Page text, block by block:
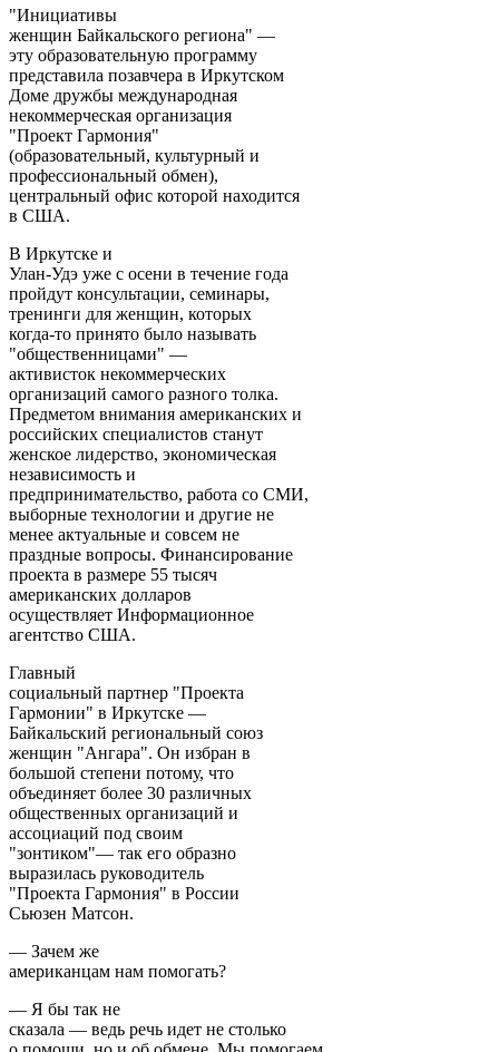
"Инициативы
женщин Байкальского региона" —
эту образовательную программу
представила позавчера в Иркутском
Доме дружбы международная
некоммерческая организация
"Проект Гармония"
(образовательный, культурный и
профессиональный обмен),
центральный офис которой находится
в США.
В Иркутске и
Улан-Удэ уже с осени в течение года
пройдут консультации, семинары,
тренинги для женщин, которых
когда-то принято было называть
"общественницами" —
активисток некоммерческих
организаций самого разного толка.
Предметом внимания американских и
российских специалистов станут
женское лидерство, экономическая
независимость и
предпринимательство, работа со СМИ,
выборные технологии и другие не
менее актуальные и совсем не
праздные вопросы. Финансирование
проекта в размере 55 тысяч
американских долларов
осуществляет Информационное
агентство США.
Главный
социальный партнер "Проекта
Гармонии" в Иркутске —
Байкальский региональный союз
женщин "Ангара". Он избран в
большой степени потому, что
объединяет более 30 различных
общественных организаций и
ассоциаций под своим
"зонтиком"— так его образно
выразилась руководитель
"Проекта Гармония" в России
Сьюзен Матсон.
— Зачем же
американцам нам помогать?
— Я бы так не
сказала — ведь речь идет не столько